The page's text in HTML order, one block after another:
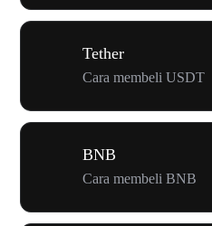
Tether
Cara membeli USDT
BNB
Cara membeli BNB